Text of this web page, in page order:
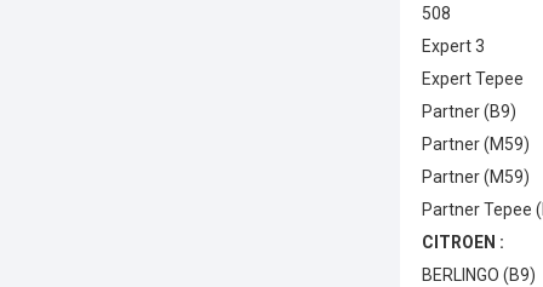
Partner
CITROEN :